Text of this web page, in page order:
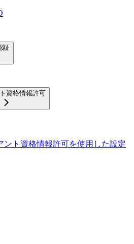
証
資格情報許可
ント資格情報許可を使用した設定